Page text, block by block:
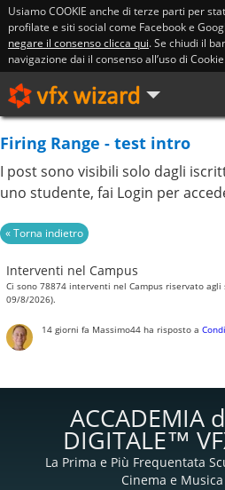
Usiamo COOKIE anche di terze parti per
profilate e siti social come Facebook e
negare il consenso clicca qui. Se chiudi il
navigazione dai il consenso all’uso di
Firing Range - test intro
I post sono visibili solo dagli
uno studente, fai Login per
Interventi nel Campus
Ci sono 78874 interventi nel Campus riservato
09/8/2026).
14 giorni fa Massimo44ha risposto a
ACCADEMIA
DIGITALE™
La Prima e Più Frequentata
Cinema e